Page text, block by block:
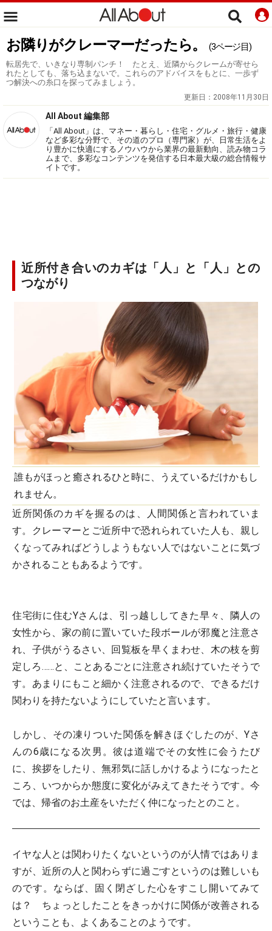
お隣りがクレーマーだったら。 (3ページ目)
転居先で、いきなり専制パンチ！ たとえ、近隣からクレームが寄せら
れたとしても、落ち込まないで。これらのアドバイスをもとに、一歩ず
つ解決への糸口を探ってみましょう。
更新日： 2008年11月30日
All About 編集部
「All About」は、マネー・暮らし・住宅・グルメ・旅行・健康
など多彩な分野で、その道のプロ（専門家）が、日常生活をよ
り豊かに快適にするノウハウから業界の最新動向、読み物コラ
ムまで、多彩なコンテンツを発信する日本最大級の総合情報サ
イトです。
近所付き合いのカギは「人」と「人」との
つながり
誰もがほっと癒されるひと時に、うえているだけかもし
れません。
近所関係のカギを握るのは、人間関係と言われていま
す。クレーマーとご近所中で恐れられていた人も、親し
くなってみればどうしようもない人ではないことに気づ
かされることもあるようです。
住宅街に住むYさんは、引っ越ししてきた早々、隣人の
女性から、家の前に置いていた段ボールが邪魔と注意さ
れ、子供がうるさい、回覧板を早くまわせ、木の枝を剪
定しろ……と、ことあるごとに注意され続けていたそうで
す。あまりにもこと細かく注意されるので、できるだけ
関わりを持たないようにしていたと言います。
しかし、その凍りついた関係を解きほぐしたのが、Yさ
んの6歳になる次男。彼は道端でその女性に会うたび
に、挨拶をしたり、無邪気に話しかけるようになったと
ころ、いつからか態度に変化がみえてきたそうです。今
では、帰省のお土産をいただく仲になったとのこと。
イヤな人とは関わりたくないというのが人情ではありま
すが、近所の人と関わらずに過ごすというのは難しいも
のです。ならば、固く閉ざした心をすこし開いてみて
は？ ちょっとしたことをきっかけに関係が改善される
ということも、よくあることのようです。